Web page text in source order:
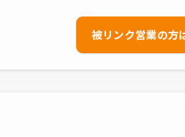
被リンク営業の方